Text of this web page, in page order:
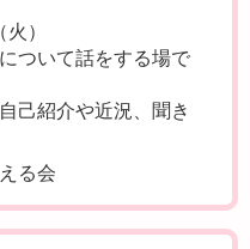
）
ついて話をする場で
己紹介や近況、聞き
る会